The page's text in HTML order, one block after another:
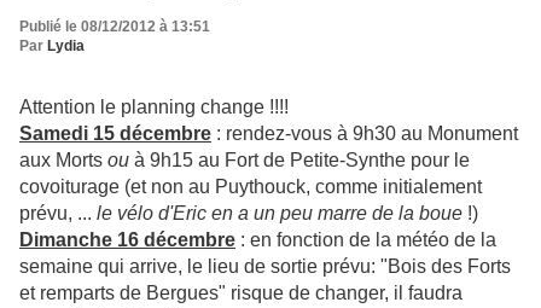
Publié le 08/12/2012 à 13:51
Par Lydia
Attention le planning change !!!!
Samedi 15 décembre : rendez-vous à 9h30 au Monument
aux Morts ou à 9h15 au Fort de Petite-Synthe pour le
covoiturage (et non au Puythouck, comme initialement
prévu, ... le vélo d'Eric en a un peu marre de la boue !)
Dimanche 16 décembre : en fonction de la météo de la
semaine qui arrive, le lieu de sortie prévu: "Bois des Forts
et remparts de Bergues" risque de changer, il faudra